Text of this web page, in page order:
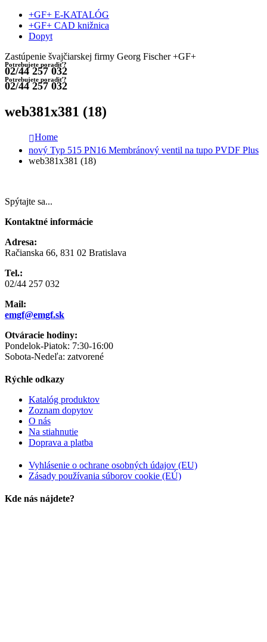
+GF+ E-KATALÓG
+GF+ CAD knižnica
Dopyt
Zastúpenie švajčiarskej firmy Georg Fischer +GF+
Potrebujete poradiť?
02/44 257 032
Potrebujete poradiť?
02/44 257 032
web381x381 (18)
Home
nový Typ 515 PN16 Membránový ventil na tupo PVDF Plus
web381x381 (18)
Spýtajte sa...
Kontaktné informácie
Adresa:
Račianska 66, 831 02 Bratislava
Tel.:
02/44 257 032
Mail:
emgf@emgf.sk
Otváracie hodiny:
Pondelok-Piatok: 7:30-16:00
Sobota-Nedeľa: zatvorené
Rýchle odkazy
Katalóg produktov
Zoznam dopytov
O nás
Na stiahnutie
Doprava a platba
Vyhlásenie o ochrane osobných údajov (EU)
Zásady používania súborov cookie (EÚ)
Kde nás nájdete?